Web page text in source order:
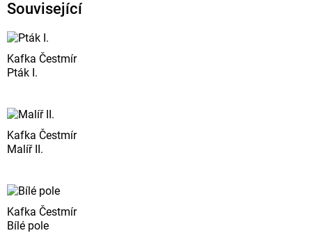
Související
Kafka Čestmír
Pták I.
Kafka Čestmír
Malíř II.
Kafka Čestmír
Bílé pole